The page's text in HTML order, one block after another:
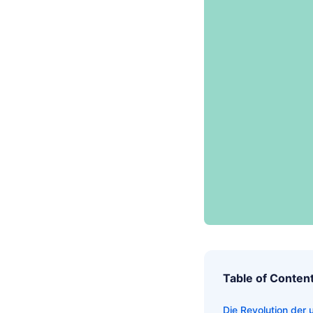
Table of
Die Revolution der